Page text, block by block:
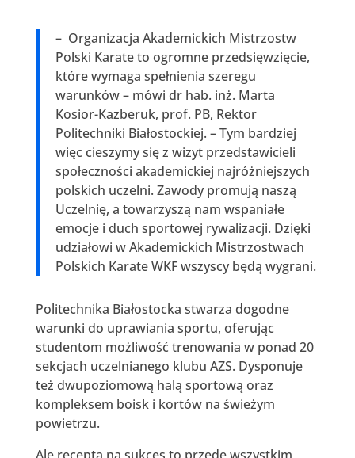
– Organizacja Akademickich Mistrzostw
Polski Karate to ogromne przedsięwzięcie,
które wymaga spełnienia szeregu
warunków – mówi dr hab. inż. Marta
Kosior-Kazberuk, prof. PB, Rektor
Politechniki Białostockiej. – Tym bardziej
więc cieszymy się z wizyt przedstawicieli
społeczności akademickiej najróżniejszych
polskich uczelni. Zawody promują naszą
Uczelnię, a towarzyszą nam wspaniałe
emocje i duch sportowej rywalizacji. Dzięki
udziałowi w Akademickich Mistrzostwach
Polskich Karate WKF wszyscy będą wygrani.
Politechnika Białostocka stwarza dogodne
warunki do uprawiania sportu, oferując
studentom możliwość trenowania w ponad 20
sekcjach uczelnianego klubu AZS. Dysponuje
też dwupoziomową halą sportową oraz
kompleksem boisk i kortów na świeżym
powietrzu.